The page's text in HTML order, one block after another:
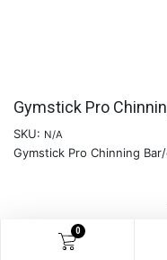
0
Gymstick Pro
SKU: N/A
Gymstick Pro Chinning
74,30